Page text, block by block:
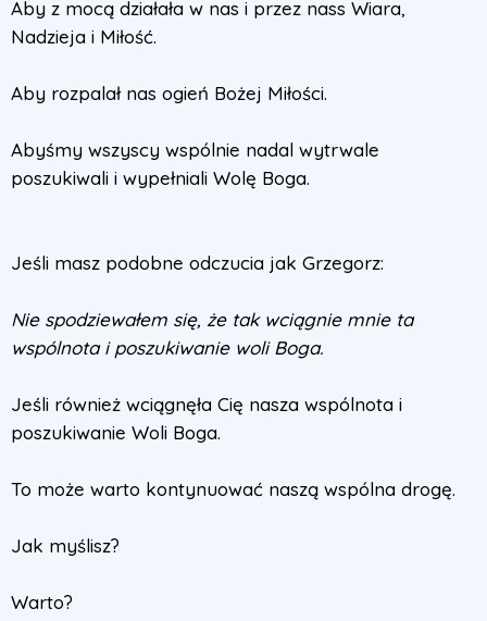
Aby z mocą działała w nas i przez nass Wiara,
Nadzieja i Miłość.
Aby rozpalał nas ogień Bożej Miłości.
Abyśmy wszyscy wspólnie nadal wytrwale
poszukiwali i wypełniali Wolę Boga.
Jeśli masz podobne odczucia jak Grzegorz:
Nie spodziewałem się, że tak wciągnie mnie ta
wspólnota i poszukiwanie woli Boga.
Jeśli również wciągnęła Cię nasza wspólnota i
poszukiwanie Woli Boga.
To może warto kontynuować naszą wspólna drogę.
Jak myślisz?
Warto?